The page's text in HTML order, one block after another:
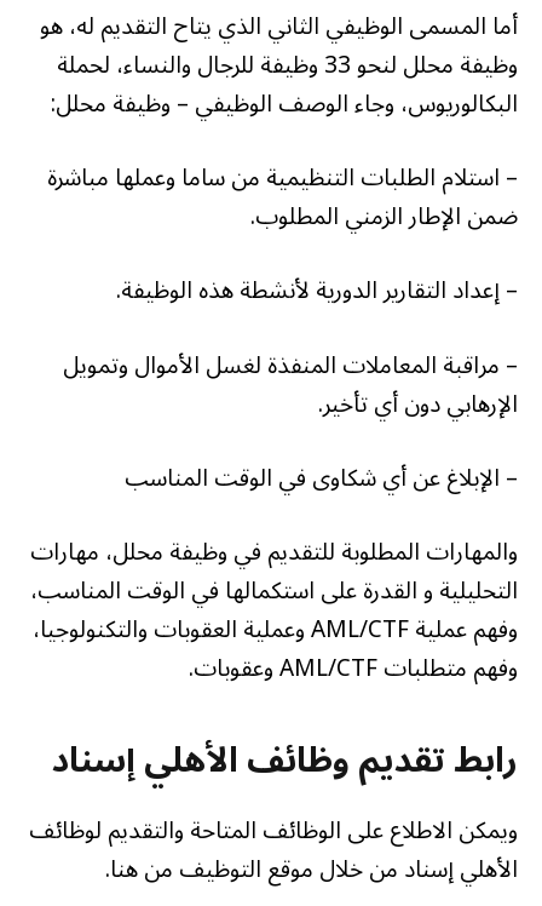
أما المسمى الوظيفي الثاني الذي يتاح التقديم له، هو
وظيفة محلل لنحو 33 وظيفة للرجال والنساء، لحملة
البكالوريوس، وجاء الوصف الوظيفي – وظيفة محلل:
– استلام الطلبات التنظيمية من ساما وعملها مباشرة
ضمن الإطار الزمني المطلوب.
– إعداد التقارير الدورية لأنشطة هذه الوظيفة.
– مراقبة المعاملات المنفذة لغسل الأموال وتمويل
الإرهابي دون أي تأخير.
– الإبلاغ عن أي شكاوى في الوقت المناسب
والمهارات المطلوبة للتقديم في وظيفة محلل، مهارات
التحليلية و القدرة على استكمالها في الوقت المناسب،
وفهم عملية AML/CTF وعملية العقوبات والتكنولوجيا،
وفهم متطلبات AML/CTF وعقوبات.
رابط تقديم وظائف الأهلي إسناد
ويمكن الاطلاع على الوظائف المتاحة والتقديم لوظائف
الأهلي إسناد من خلال موقع التوظيف من هنا.